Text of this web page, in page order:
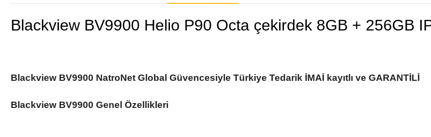
Blackview BV9900 Helio P90 Octa çekirdek 8GB + 256GB
Blackview BV9900 NatroNet Global Güvencesiyle Türkiye Tedarik İMAİ kayıtlı ve GARANTİLİ
Blackview BV9900 Genel Özellikleri